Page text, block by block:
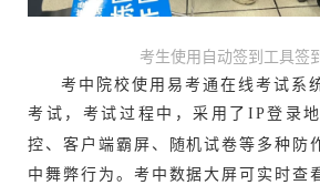
考生使用自动签到工具签
考中院校使用易考通在线考试系
考试，考试过程中，采用了IP登录
控、客户端霸屏、随机试卷等多种防
中舞弊行为。考中数据大屏可实时查